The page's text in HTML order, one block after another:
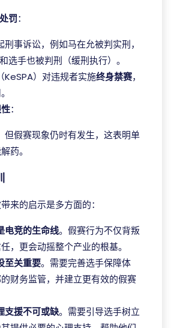
罚：
事诉讼，例如马在允被判实刑，
选手也被判刑（缓刑执行）。
KeSPA）对违规者实施终身禁赛，
：
但假赛现象仍时有发生，这表明单
药。
来的启示是多方面的：
电竞的生命线。假赛行为不仅背叛
，更会动摇整个产业的根基。
至关重要。需要完善选手保障体
财务监管，并建立更有效的假赛
支援不可或缺。需要引导选手树立